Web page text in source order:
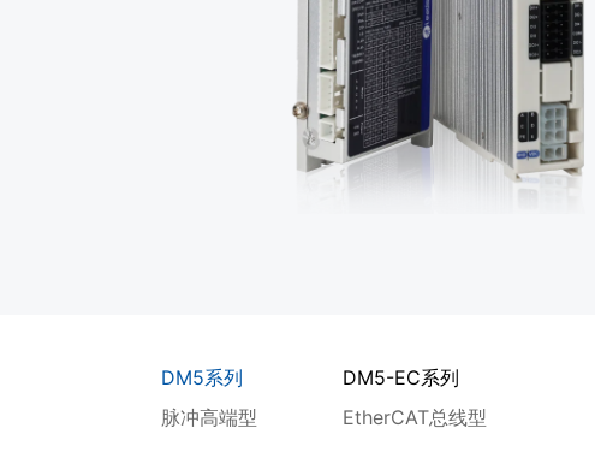
DM5系列
脉冲高端型
DM5-EC系列
EtherCAT总线型